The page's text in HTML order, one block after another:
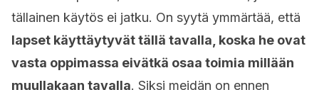
tällainen käytös ei jatku. On syytä ymmärtää, että
lapset käyttäytyvät tällä tavalla, koska he ovat
vasta oppimassa eivätkä osaa toimia millään
muullakaan tavalla. Siksi meidän on ennen